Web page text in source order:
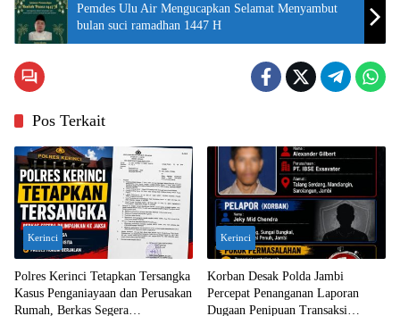
Pemdes Ulu Air Mengucapkan Selamat Menyambut
bulan suci ramadhan 1447 H
Pos Terkait
Kerinci
Polres Kerinci Tetapkan Tersangka
Kasus Penganiayaan dan Perusakan
Rumah, Berkas Segera
Kerinci
Korban Desak Polda Jambi
Percepat Penanganan Laporan
Dugaan Penipuan Transaksi